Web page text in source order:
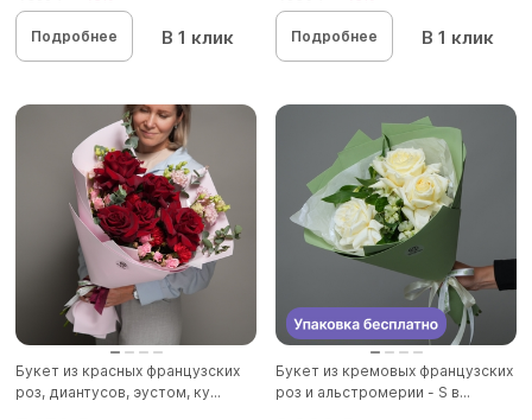
Подробнее В 1 клик Подробнее В 1 клик
Букет из красных французских
роз, диантусов, эустом, ку...
Букет из кремовых французских
роз и альстромерии - S в...